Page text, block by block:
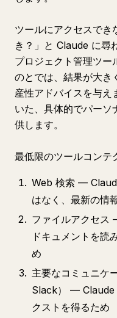
ツールにアクセスでき
き？」と Claude に尋
プロジェクト管理ツー
のとでは、結果が大き
産性アドバイスを与え
いた、具体的でパーソ
供します。
最低限のツールコンテ
Web 検索 —
はなく、最新の情
ファイルアクセス
ドキュメントを読
め
主要なコミュニケ
Slack） — Claude
クストを得るため